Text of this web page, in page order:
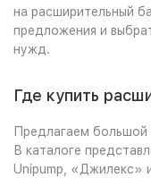
на расширительный
предложения и
нужд.
Где купить
Предлагаем
В каталоге
Unipump, «Джилекс»